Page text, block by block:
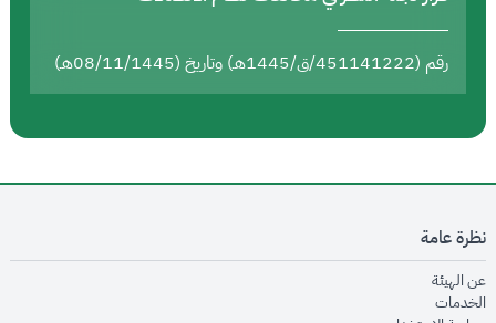
رقم (451141222/ق/1445هـ) وتاريخ (08/11/1445هـ)
نظرة عامة
عن الهيئةopens in new window
الخدماتopens in new window